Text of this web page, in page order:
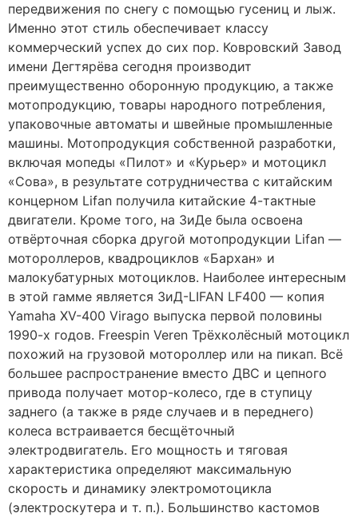
передвижения по снегу с помощью гусениц и лыж.
Именно этот стиль обеспечивает классу
коммерческий успех до сих пор. Ковровский Завод
имени Дегтярёва сегодня производит
преимущественно оборонную продукцию, а также
мотопродукцию, товары народного потребления,
упаковочные автоматы и швейные промышленные
машины. Мотопродукция собственной разработки,
включая мопеды «Пилот» и «Курьер» и мотоцикл
«Сова», в результате сотрудничества с китайским
концерном Lifan получила китайские 4-тактные
двигатели. Кроме того, на ЗиДе была освоена
отвёрточная сборка другой мотопродукции Lifan —
мотороллеров, квадроциклов «Бархан» и
малокубатурных мотоциклов. Наиболее интересным
в этой гамме является ЗиД-LIFAN LF400 — копия
Yamaha XV-400 Virago выпуска первой половины
1990-х годов. Freespin Veren Трёхколёсный мотоцикл
похожий на грузовой мотороллер или на пикап. Всё
большее распространение вместо ДВС и цепного
привода получает мотор-колесо, где в ступицу
заднего (а также в ряде случаев и в переднего)
колеса встраивается бесщёточный
электродвигатель. Его мощность и тяговая
характеристика определяют максимальную
скорость и динамику электромотоцикла
(электроскутера и т. п.). Большинство кастомов